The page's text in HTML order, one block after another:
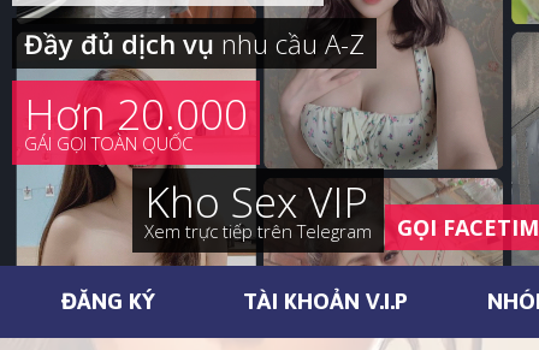
Đầy đủ dịch vụnhu cầu A-Z
Hơn 20.000
GÁI GỌI TOÀN QUỐC
Kho Sex VIP
Xem trực tiếp trên Telegram GỌI
ĐĂNG KÝ TÀI KHOẢN V.I.P